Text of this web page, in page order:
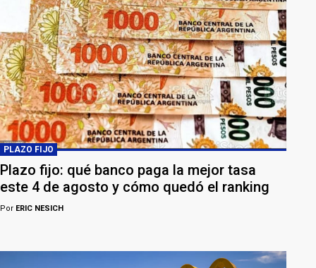
PLAZO FIJO
Plazo fijo: qué banco paga la mejor tasa
este 4 de agosto y cómo quedó el ranking
Por ERIC NESICH